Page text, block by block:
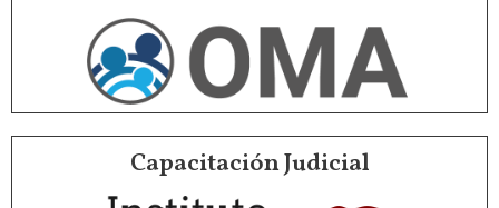
Capacitación Judicial